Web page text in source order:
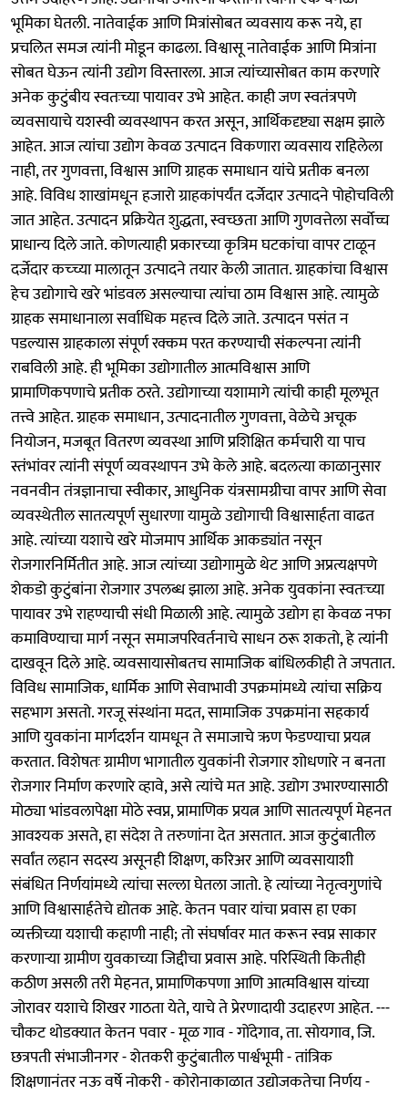
भूमिका घेतली. नातेवाईक आणि मित्रांसोबत व्यवसाय करू नये, हा
प्रचलित समज त्यांनी मोडून काढला. विश्वासू नातेवाईक आणि मित्रांना
सोबत घेऊन त्यांनी उद्योग विस्तारला. आज त्यांच्यासोबत काम करणारे
अनेक कुटुंबीय स्वतःच्या पायावर उभे आहेत. काही जण स्वतंत्रपणे
व्यवसायाचे यशस्वी व्यवस्थापन करत असून, आर्थिकदृष्ट्या सक्षम झाले
आहेत. आज त्यांचा उद्योग केवळ उत्पादन विकणारा व्यवसाय राहिलेला
नाही, तर गुणवत्ता, विश्वास आणि ग्राहक समाधान यांचे प्रतीक बनला
आहे. विविध शाखांमधून हजारो ग्राहकांपर्यंत दर्जेदार उत्पादने पोहोचविली
जात आहेत. उत्पादन प्रक्रियेत शुद्धता, स्वच्छता आणि गुणवत्तेला सर्वोच्च
प्राधान्य दिले जाते. कोणत्याही प्रकारच्या कृत्रिम घटकांचा वापर टाळून
दर्जेदार कच्च्या मालातून उत्पादने तयार केली जातात. ग्राहकांचा विश्वास
हेच उद्योगाचे खरे भांडवल असल्याचा त्यांचा ठाम विश्वास आहे. त्यामुळे
ग्राहक समाधानाला सर्वाधिक महत्त्व दिले जाते. उत्पादन पसंत न
पडल्यास ग्राहकाला संपूर्ण रक्कम परत करण्याची संकल्पना त्यांनी
राबविली आहे. ही भूमिका उद्योगातील आत्मविश्वास आणि
प्रामाणिकपणाचे प्रतीक ठरते. उद्योगाच्या यशामागे त्यांची काही मूलभूत
तत्त्वे आहेत. ग्राहक समाधान, उत्पादनातील गुणवत्ता, वेळेचे अचूक
नियोजन, मजबूत वितरण व्यवस्था आणि प्रशिक्षित कर्मचारी या पाच
स्तंभांवर त्यांनी संपूर्ण व्यवस्थापन उभे केले आहे. बदलत्या काळानुसार
नवनवीन तंत्रज्ञानाचा स्वीकार, आधुनिक यंत्रसामग्रीचा वापर आणि सेवा
व्यवस्थेतील सातत्यपूर्ण सुधारणा यामुळे उद्योगाची विश्वासार्हता वाढत
आहे. त्यांच्या यशाचे खरे मोजमाप आर्थिक आकड्यांत नसून
रोजगारनिर्मितीत आहे. आज त्यांच्या उद्योगामुळे थेट आणि अप्रत्यक्षपणे
शेकडो कुटुंबांना रोजगार उपलब्ध झाला आहे. अनेक युवकांना स्वतःच्या
पायावर उभे राहण्याची संधी मिळाली आहे. त्यामुळे उद्योग हा केवळ नफा
कमाविण्याचा मार्ग नसून समाजपरिवर्तनाचे साधन ठरू शकतो, हे त्यांनी
दाखवून दिले आहे. व्यवसायासोबतच सामाजिक बांधिलकीही ते जपतात.
विविध सामाजिक, धार्मिक आणि सेवाभावी उपक्रमांमध्ये त्यांचा सक्रिय
सहभाग असतो. गरजू संस्थांना मदत, सामाजिक उपक्रमांना सहकार्य
आणि युवकांना मार्गदर्शन यामधून ते समाजाचे ऋण फेडण्याचा प्रयत्न
करतात. विशेषतः ग्रामीण भागातील युवकांनी रोजगार शोधणारे न बनता
रोजगार निर्माण करणारे व्हावे, असे त्यांचे मत आहे. उद्योग उभारण्यासाठी
मोठ्या भांडवलापेक्षा मोठे स्वप्न, प्रामाणिक प्रयत्न आणि सातत्यपूर्ण मेहनत
आवश्यक असते, हा संदेश ते तरुणांना देत असतात. आज कुटुंबातील
सर्वांत लहान सदस्य असूनही शिक्षण, करिअर आणि व्यवसायाशी
संबंधित निर्णयांमध्ये त्यांचा सल्ला घेतला जातो. हे त्यांच्या नेतृत्वगुणांचे
आणि विश्वासार्हतेचे द्योतक आहे. केतन पवार यांचा प्रवास हा एका
व्यक्तीच्या यशाची कहाणी नाही; तो संघर्षावर मात करून स्वप्न साकार
करणाऱ्या ग्रामीण युवकाच्या जिद्दीचा प्रवास आहे. परिस्थिती कितीही
कठीण असली तरी मेहनत, प्रामाणिकपणा आणि आत्मविश्वास यांच्या
जोरावर यशाचे शिखर गाठता येते, याचे ते प्रेरणादायी उदाहरण आहेत. ---
चौकट थोडक्यात केतन पवार - मूळ गाव - गोंदेगाव, ता. सोयगाव, जि.
छत्रपती संभाजीनगर - शेतकरी कुटुंबातील पार्श्वभूमी - तांत्रिक
शिक्षणानंतर नऊ वर्षे नोकरी - कोरोनाकाळात उद्योजकतेचा निर्णय -